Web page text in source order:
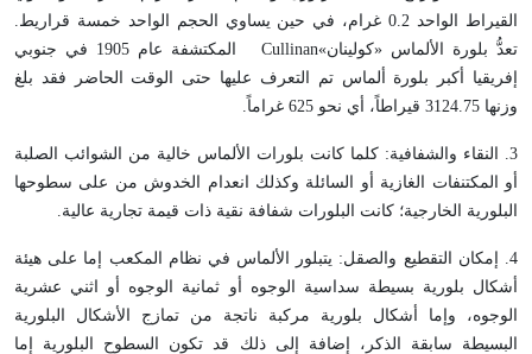
القيراط الواحد 0.2 غرام، في حين يساوي الحجم الواحد خمسة قراريط.
تعدُّ بلورة الألماس «كولينان»Cullinan
المكتشفة عام 1905 في جنوبي
إفريقيا أكبر بلورة ألماس تم التعرف عليها حتى الوقت الحاضر فقد بلغ
وزنها 3124.75 قيراطاً، أي نحو 625 غراماً.
3. النقاء والشفافية: كلما كانت بلورات الألماس خالية من الشوائب الصلبة
أو المكتنفات الغازية أو السائلة وكذلك انعدام الخدوش من على سطوحها
البلورية الخارجية؛ كانت البلورات شفافة نقية ذات قيمة تجارية عالية.
4. إمكان التقطيع والصقل: يتبلور الألماس في نظام المكعب إما على هيئة
أشكال بلورية بسيطة سداسية الوجوه أو ثمانية الوجوه أو اثني عشرية
الوجوه، وإما أشكال بلورية مركبة ناتجة من تمازج الأشكال البلورية
البسيطة سابقة الذكر، إضافة إلى ذلك قد تكون السطوح البلورية إما